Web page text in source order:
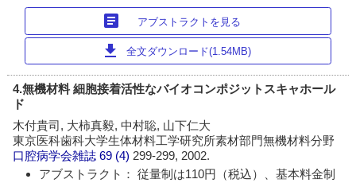
article アブストラクトを見る
download 全文ダウンロード(1.54MB)
4.無機材料 細胞接着活性なバイオコンポジットスキャホール
ド
木付貴司, 大柿真毅, 中村聡, 山下仁大
東京医科歯科大学生体材料工学研究所素材部門無機材料分野
口腔病学会雑誌 69 (4) 299-299, 2002.
アブストラクト： 従量制は110円（税込）、基本料金制